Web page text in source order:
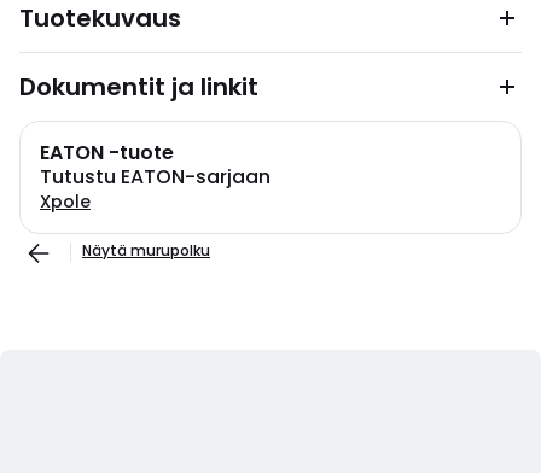
Tuotekuvaus
Dokumentit ja linkit
EATON -tuote
Tutustu EATON-sarjaan
Xpole
Näytä murupolku